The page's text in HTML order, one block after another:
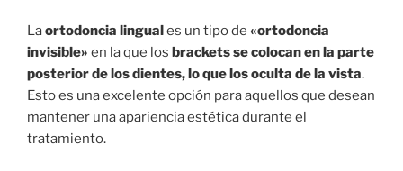
Laortodoncia linguales un tipo de «ortodoncia
invisible» en la que los brackets se colocan en la parte
posterior de los dientes, lo que los oculta de la vista.
Esto es una excelente opción para aquellos que desean
mantener una apariencia estética durante el
tratamiento.